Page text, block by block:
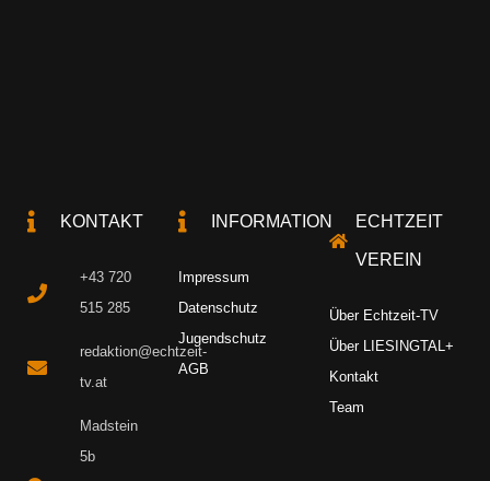
KONTAKT
+43 720
515 285
redaktion@echtzeit-
tv.at
Madstein
5b
INFORMATION
Impressum
Datenschutz
Jugendschutz
AGB
ECHTZEIT
VEREIN
Über Echtzeit-TV
Über LIESINGTAL+
Kontakt
Team